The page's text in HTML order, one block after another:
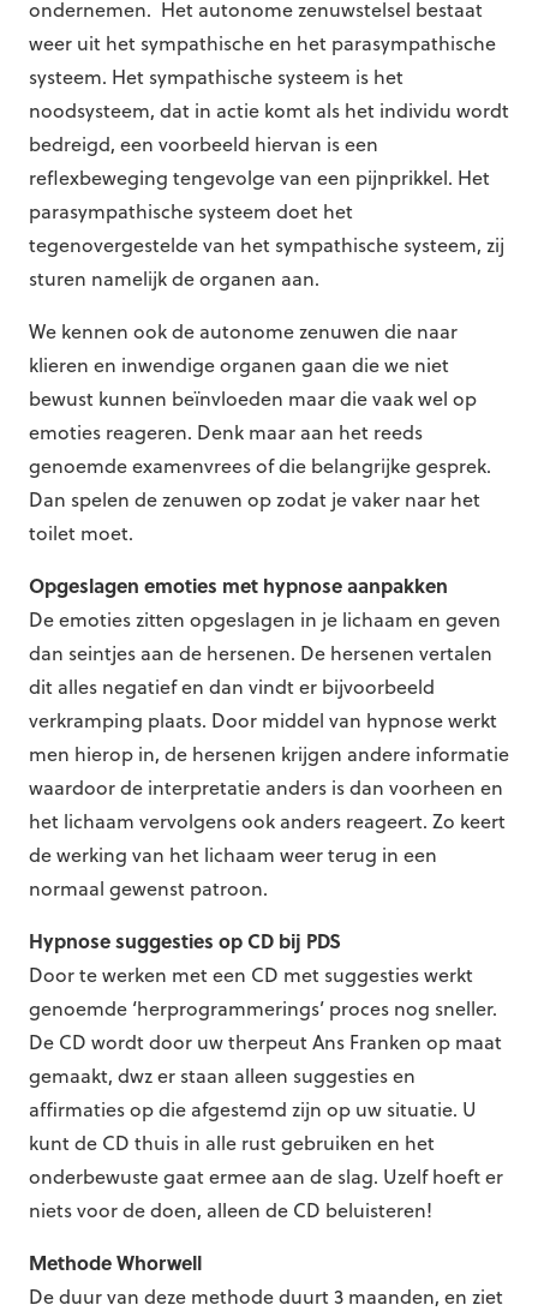
ondernemen. Het autonome zenuwstelsel bestaat
weer uit het sympathische en het parasympathische
systeem. Het sympathische systeem is het
noodsysteem, dat in actie komt als het individu wordt
bedreigd, een voorbeeld hiervan is een
reflexbeweging tengevolge van een pijnprikkel. Het
parasympathische systeem doet het
tegenovergestelde van het sympathische systeem, zij
sturen namelijk de organen aan.
We kennen ook de autonome zenuwen die naar
klieren en inwendige organen gaan die we niet
bewust kunnen beïnvloeden maar die vaak wel op
emoties reageren. Denk maar aan het reeds
genoemde examenvrees of die belangrijke gesprek.
Dan spelen de zenuwen op zodat je vaker naar het
toilet moet.
Opgeslagen emoties met hypnose aanpakken
De emoties zitten opgeslagen in je lichaam en geven
dan seintjes aan de hersenen. De hersenen vertalen
dit alles negatief en dan vindt er bijvoorbeeld
verkramping plaats. Door middel van hypnose werkt
men hierop in, de hersenen krijgen andere informatie
waardoor de interpretatie anders is dan voorheen en
het lichaam vervolgens ook anders reageert. Zo keert
de werking van het lichaam weer terug in een
normaal gewenst patroon.
Hypnose suggesties op CD bij PDS
Door te werken met een CD met suggesties werkt
genoemde ‘herprogrammerings’ proces nog sneller.
De CD wordt door uw therpeut Ans Franken op maat
gemaakt, dwz er staan alleen suggesties en
affirmaties op die afgestemd zijn op uw situatie. U
kunt de CD thuis in alle rust gebruiken en het
onderbewuste gaat ermee aan de slag. Uzelf hoeft er
niets voor de doen, alleen de CD beluisteren!
Methode Whorwell
De duur van deze methode duurt 3 maanden, en ziet